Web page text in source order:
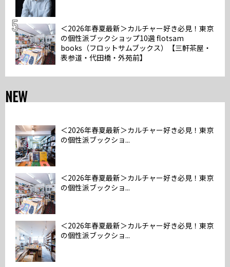
＜2026年春夏最新＞カルチャー好き必見！東京
の個性派ブックショップ10選 flotsam
books（フロットサムブックス）【三軒茶屋・
表参道・代田橋・外苑前】
NEW
＜2026年春夏最新＞カルチャー好き必見！東京
の個性派ブックショ...
＜2026年春夏最新＞カルチャー好き必見！東京
の個性派ブックショ...
＜2026年春夏最新＞カルチャー好き必見！東京
の個性派ブックショ...